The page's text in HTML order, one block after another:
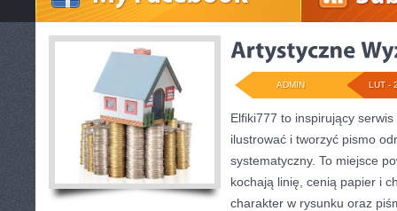
LUT -
ADMIN
Elfiki777 to inspirujący
ilustrować i tworzyć pismo
systematyczny. To miejsce
kochają linię, cenią papier i
charakter w rysunku oraz